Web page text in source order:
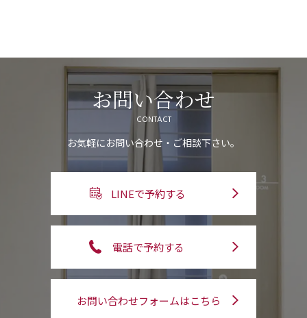
お問い合わせ
CONTACT
お気軽にお問い合わせ・ご相談下さい。
LINEで予約する
電話で予約する
お問い合わせフォームはこちら